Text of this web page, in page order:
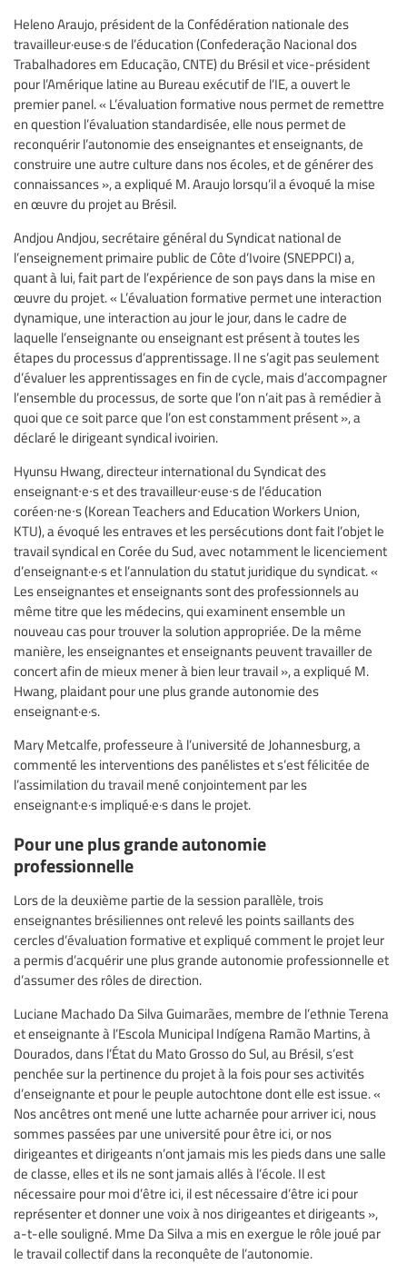
Heleno Araujo, président de la Confédération nationale des
travailleur·euse·s de l’éducation (Confederação Nacional dos
Trabalhadores em Educação, CNTE) du Brésil et vice-président
pour l’Amérique latine au Bureau exécutif de l’IE, a ouvert le
premier panel. « L’évaluation formative nous permet de remettre
en question l’évaluation standardisée, elle nous permet de
reconquérir l’autonomie des enseignantes et enseignants, de
construire une autre culture dans nos écoles, et de générer des
connaissances », a expliqué M. Araujo lorsqu’il a évoqué la mise
en œuvre du projet au Brésil.
Andjou Andjou, secrétaire général du Syndicat national de
l’enseignement primaire public de Côte d’Ivoire (SNEPPCI) a,
quant à lui, fait part de l’expérience de son pays dans la mise en
œuvre du projet. « L’évaluation formative permet une interaction
dynamique, une interaction au jour le jour, dans le cadre de
laquelle l’enseignante ou enseignant est présent à toutes les
étapes du processus d’apprentissage. Il ne s’agit pas seulement
d’évaluer les apprentissages en fin de cycle, mais d’accompagner
l’ensemble du processus, de sorte que l’on n’ait pas à remédier à
quoi que ce soit parce que l’on est constamment présent », a
déclaré le dirigeant syndical ivoirien.
Hyunsu Hwang, directeur international du Syndicat des
enseignant∙e∙s et des travailleur∙euse∙s de l’éducation
coréen∙ne∙s (Korean Teachers and Education Workers Union,
KTU), a évoqué les entraves et les persécutions dont fait l’objet le
travail syndical en Corée du Sud, avec notamment le licenciement
d’enseignant·e·s et l’annulation du statut juridique du syndicat. «
Les enseignantes et enseignants sont des professionnels au
même titre que les médecins, qui examinent ensemble un
nouveau cas pour trouver la solution appropriée. De la même
manière, les enseignantes et enseignants peuvent travailler de
concert afin de mieux mener à bien leur travail », a expliqué M.
Hwang, plaidant pour une plus grande autonomie des
enseignant·e·s.
Mary Metcalfe, professeure à l’université de Johannesburg, a
commenté les interventions des panélistes et s’est félicitée de
l’assimilation du travail mené conjointement par les
enseignant·e·s impliqué·e·s dans le projet.
Pour une plus grande autonomie
professionnelle
Lors de la deuxième partie de la session parallèle, trois
enseignantes brésiliennes ont relevé les points saillants des
cercles d’évaluation formative et expliqué comment le projet leur
a permis d’acquérir une plus grande autonomie professionnelle et
d’assumer des rôles de direction.
Luciane Machado Da Silva Guimarães, membre de l’ethnie Terena
et enseignante à l’Escola Municipal Indígena Ramão Martins, à
Dourados, dans l’État du Mato Grosso do Sul, au Brésil, s’est
penchée sur la pertinence du projet à la fois pour ses activités
d’enseignante et pour le peuple autochtone dont elle est issue. «
Nos ancêtres ont mené une lutte acharnée pour arriver ici, nous
sommes passées par une université pour être ici, or nos
dirigeantes et dirigeants n’ont jamais mis les pieds dans une salle
de classe, elles et ils ne sont jamais allés à l’école. Il est
nécessaire pour moi d’être ici, il est nécessaire d’être ici pour
représenter et donner une voix à nos dirigeantes et dirigeants »,
a-t-elle souligné. Mme Da Silva a mis en exergue le rôle joué par
le travail collectif dans la reconquête de l’autonomie.